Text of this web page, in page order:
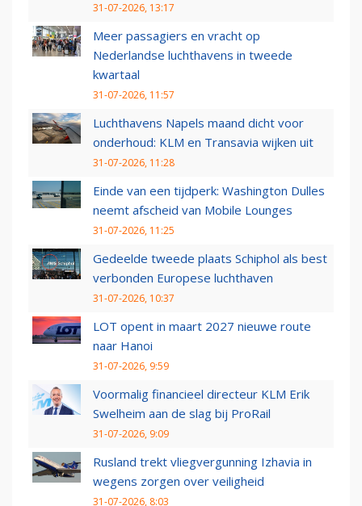
31-07-2026, 13:17
Meer passagiers en vracht op
Nederlandse luchthavens in tweede
kwartaal
31-07-2026, 11:57
Luchthavens Napels maand dicht voor
onderhoud: KLM en Transavia wijken uit
31-07-2026, 11:28
Einde van een tijdperk: Washington Dulles
neemt afscheid van Mobile Lounges
31-07-2026, 11:25
Gedeelde tweede plaats Schiphol als best
verbonden Europese luchthaven
31-07-2026, 10:37
LOT opent in maart 2027 nieuwe route
naar Hanoi
31-07-2026, 9:59
Voormalig financieel directeur KLM Erik
Swelheim aan de slag bij ProRail
31-07-2026, 9:09
Rusland trekt vliegvergunning Izhavia in
wegens zorgen over veiligheid
31-07-2026, 8:03